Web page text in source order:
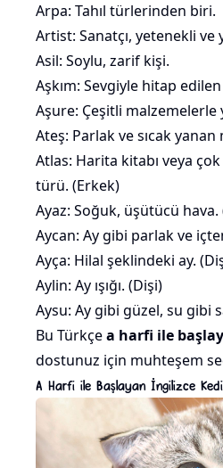
Arpa: Tahıl türlerinden biri.
Artist: Sanatçı, yetenekli ve
Asil: Soylu, zarif kişi.
Aşkım: Sevgiyle hitap
Aşure: Çeşitli malzemelerle
Ateş: Parlak ve sıcak yanan
Atlas: Harita kitabı veya
türü. (Erkek)
Ayaz: Soğuk, üşütücü hava.
Aycan: Ay gibi parlak ve
Ayça: Hilal şeklindeki ay.
Aylin: Ay ışığı. (Dişi)
Aysu: Ay gibi güzel, su gibi
Bu Türkçea harfi ile
dostunuz için muhteşem
A Harfi ile Başlayan İngilizce